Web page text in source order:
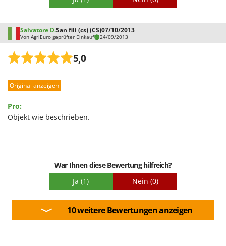
Spring Protezione
Spyro
Stanley
Stiga
Sunseeker
T
Tecla
Tineco
Titania
Tornado
Salvatore D.San fili (cs) (CS)07/10/2013
Von AgriEuro geprüfter Einkauf 24/09/2013
5,0
Original anzeigen
Pro:
Objekt wie beschrieben.
War Ihnen diese Bewertung hilfreich?
Ja (1) Nein (0)
10 weitere Bewertungen anzeigen